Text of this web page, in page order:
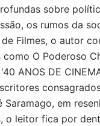
sobre
os rumos da
Filmes, o autor
como O Poderoso
ANOS DE
em
o leitor fica por